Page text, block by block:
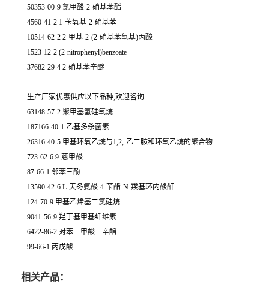
50353-00-9 氯甲酸-2-硝基苯酯
4560-41-2 1-苄氧基-2-硝基苯
10514-62-2 2-甲基-2-(2-硝基苯氧基)丙酸
1523-12-2 (2-nitrophenyl)benzoate
37682-29-4 2-硝基苯辛醚
生产厂家优惠供应以下品种,欢迎咨询:
63148-57-2 聚甲基氢硅氧烷
187166-40-1 乙基多杀菌素
26316-40-5 甲基环氧乙烷与1,2,-乙二胺和环氧乙烷的聚合物
723-62-6 9-蒽甲酸
87-66-1 邻苯三酚
13590-42-6 L-天冬氨酸-4-苄酯-N-羧基环内酸酐
124-70-9 甲基乙烯基二氯硅烷
9041-56-9 羟丁基甲基纤维素
6422-86-2 对苯二甲酸二辛酯
99-66-1 丙戊酸
相关产品：